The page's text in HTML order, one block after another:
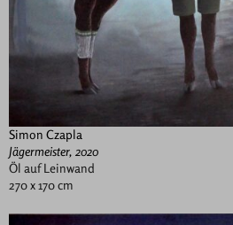
Simon Czapla
Jägermeister, 2020
Öl auf Leinwand
270 x 170 cm